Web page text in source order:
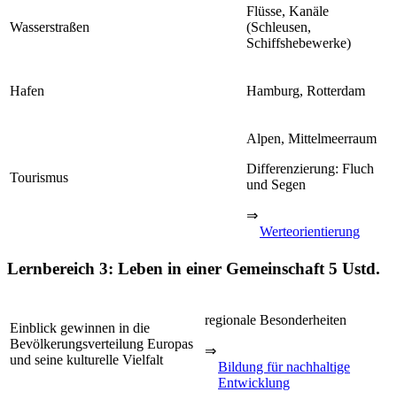
Wasserstraßen
Flüsse, Kanäle
(Schleusen,
Schiffshebewerke)
Hafen Hamburg, Rotterdam
Tourismus
Alpen, Mittelmeerraum
Differenzierung: Fluch
und Segen
⇒
Werteorientierung
Lernbereich 3: Leben in einer Gemeinschaft 5 Ustd.
Einblick gewinnen in die
Bevölkerungsverteilung Europas
und seine kulturelle Vielfalt
regionale Besonderheiten
⇒
Bildung für nachhaltige
Entwicklung